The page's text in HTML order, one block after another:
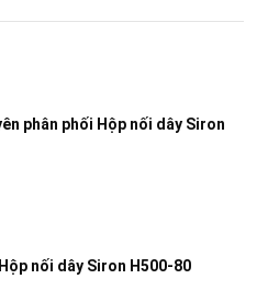
phân phối Hộp nối dây Siron
Hộp nối dây Siron H500-80